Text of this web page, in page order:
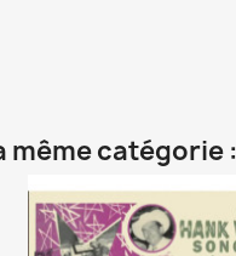
même catégorie :